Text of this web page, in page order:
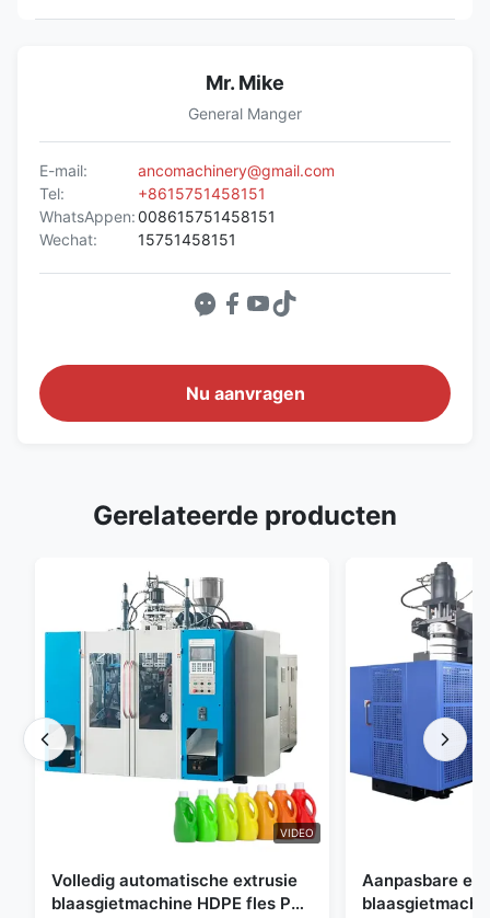
Mr. Mike
General Manger
E-mail:
ancomachinery@gmail.com
Tel:
+8615751458151
WhatsAppen:008615751458151
Wechat:
15751458151
Nu aanvragen
Gerelateerde producten
VIDEO
Volledig automatische extrusie
blaasgietmachine HDPE fles Pe
Aanpasbare